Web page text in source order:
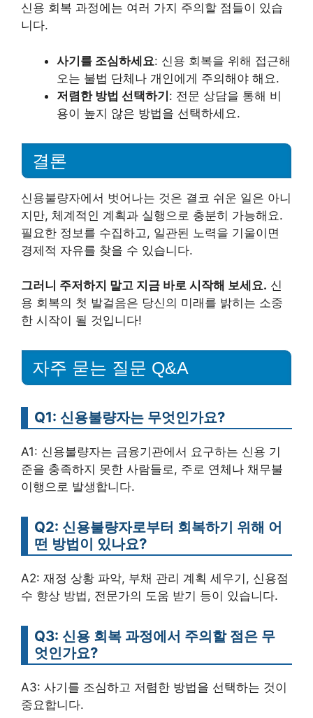
신용 회복 과정에는 여러 가지 주의할 점들이 있습
니다.
사기를 조심하세요: 신용 회복을 위해 접근해
오는 불법 단체나 개인에게 주의해야 해요.
저렴한 방법 선택하기: 전문 상담을 통해 비
용이 높지 않은 방법을 선택하세요.
결론
신용불량자에서 벗어나는 것은 결코 쉬운 일은 아니
지만, 체계적인 계획과 실행으로 충분히 가능해요.
필요한 정보를 수집하고, 일관된 노력을 기울이면
경제적 자유를 찾을 수 있습니다.
그러니 주저하지 말고 지금 바로 시작해 보세요. 신
용 회복의 첫 발걸음은 당신의 미래를 밝히는 소중
한 시작이 될 것입니다!
자주 묻는 질문 Q&A
Q1: 신용불량자는 무엇인가요?
A1: 신용불량자는 금융기관에서 요구하는 신용 기
준을 충족하지 못한 사람들로, 주로 연체나 채무불
이행으로 발생합니다.
Q2: 신용불량자로부터 회복하기 위해 어
떤 방법이 있나요?
A2: 재정 상황 파악, 부채 관리 계획 세우기, 신용점
수 향상 방법, 전문가의 도움 받기 등이 있습니다.
Q3: 신용 회복 과정에서 주의할 점은 무
엇인가요?
A3: 사기를 조심하고 저렴한 방법을 선택하는 것이
중요합니다.